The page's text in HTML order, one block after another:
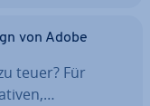
von Adobe
teuer? Für